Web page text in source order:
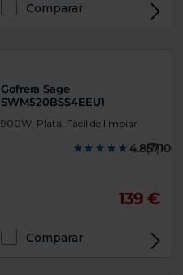
Comparar
Gofrera Sage
SWM520BSS4EEU1
900W, Plata, Fácil de limpiar
(7)
139 €
Comparar